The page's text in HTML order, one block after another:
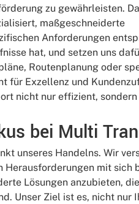
zu gewährleisten.
maßgeschneiderte
Anforderungen
hat, und setzen uns
Routenplanung oder
für Exzellenz und
nicht nur effizient, sondern
bei Multi
unseres Handelns. Wir
Herausforderungen mit sich
Lösungen anzubieten,
Unser Ziel ist es, nicht nur